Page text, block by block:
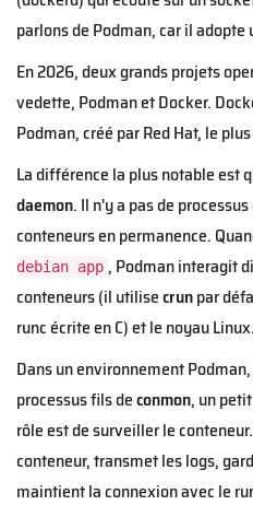
parlons de Podman, car il
En 2026, deux grands projets
vedette, Podman et Docker.
Podman, créé par Red Hat, le
La différence la plus notable est
daemon. Il n'y a pas de
conteneurs en permanence.
debian app , Podman interagit
conteneurs (il utilisecrunpar
runc écrite en C) et le noyau Linux.
Dans un environnement
processus fils deconmon, un
rôle est de surveiller le
conteneur, transmet les logs,
maintient la connexion avec le